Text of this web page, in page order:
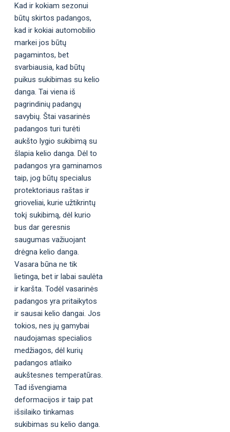
Kad ir kokiam sezonui
būtų skirtos padangos,
kad ir kokiai automobilio
markei jos būtų
pagamintos, bet
svarbiausia, kad būtų
puikus sukibimas su kelio
danga. Tai viena iš
pagrindinių padangų
savybių. Štai vasarinės
padangos turi turėti
aukšto lygio sukibimą su
šlapia kelio danga. Dėl to
padangos yra gaminamos
taip, jog būtų specialus
protektoriaus raštas ir
grioveliai, kurie užtikrintų
tokį sukibimą, dėl kurio
bus dar geresnis
saugumas važiuojant
drėgna kelio danga.
Vasara būna ne tik
lietinga, bet ir labai saulėta
ir karšta. Todėl vasarinės
padangos yra pritaikytos
ir sausai kelio dangai. Jos
tokios, nes jų gamybai
naudojamas specialios
medžiagos, dėl kurių
padangos atlaiko
aukštesnes temperatūras.
Tad išvengiama
deformacijos ir taip pat
išsilaiko tinkamas
sukibimas su kelio danga.